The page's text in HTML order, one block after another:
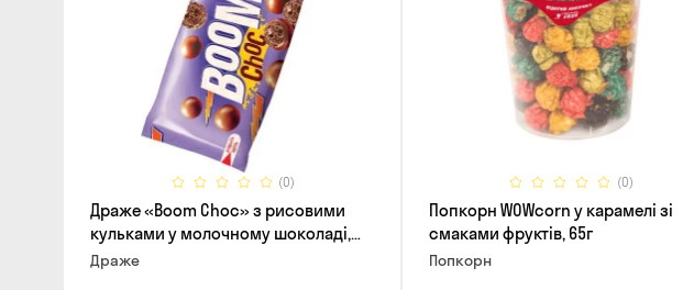
(0)
Драже «Boom Choc» з рисовими
кульками у молочному шоколаді,
30г
Драже
(0)
Попкорн WOWcorn у карамелі зі
смаками фруктів, 65г
Попкорн